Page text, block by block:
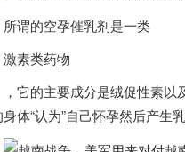
所谓的空孕催乳剂是一类
激素类药物
，它的主要成分是绒促性素
体“认为”自己怀孕然后产生乳